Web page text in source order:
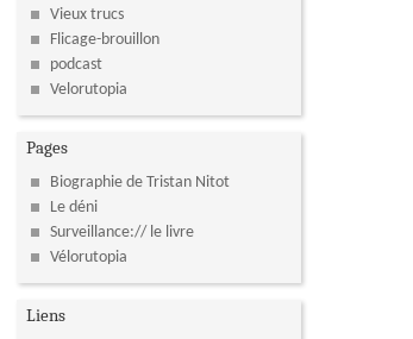
Vieux trucs
Flicage-brouillon
podcast
Velorutopia
Pages
Biographie de Tristan Nitot
Le déni
Surveillance:// le livre
Vélorutopia
Liens